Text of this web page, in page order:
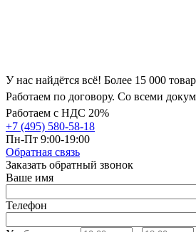
У нас найдётся всё! Более 15 000
Работаем по договору. Со всеми
Работаем с НДС 20%
+7 (495) 580-58-18
Пн-Пт 9:00-19:00
Обратная связь
Заказать обратный звонок
Ваше имя
Телефон